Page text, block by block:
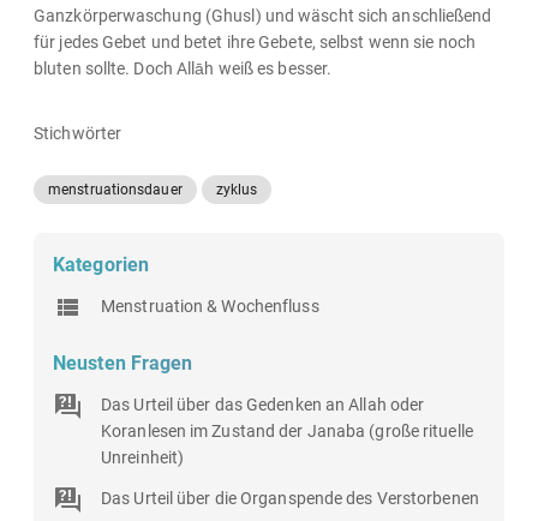
Ganzkörperwaschung (Ghusl) und wäscht sich anschließend
für jedes Gebet und betet ihre Gebete, selbst wenn sie noch
bluten sollte. Doch Allāh weiß es besser.
Stichwörter
menstruationsdauer zyklus
Kategorien
Menstruation & Wochenfluss
Neusten Fragen
Das Urteil über das Gedenken an Allah oder
Koranlesen im Zustand der Janaba (große rituelle
Unreinheit)
Das Urteil über die Organspende des Verstorbenen